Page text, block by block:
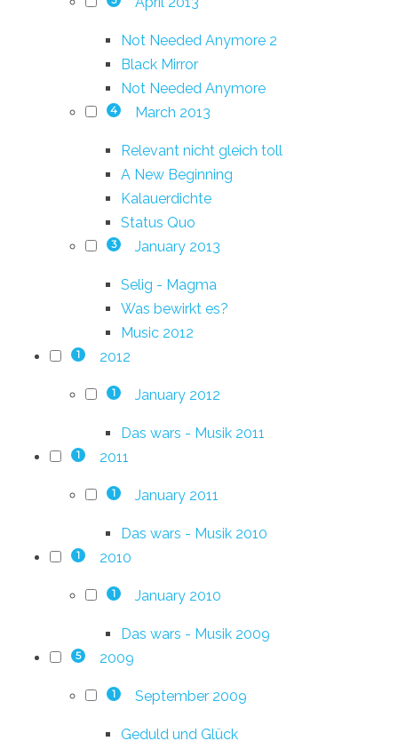
Not Needed Anymore 2
Black Mirror
Not Needed Anymore
4 March 2013
Relevant nicht gleich toll
A New Beginning
Kalauerdichte
Status Quo
3 January 2013
Selig - Magma
Was bewirkt es?
Music 2012
1 2012
1 January 2012
Das wars - Musik 2011
1 2011
1 January 2011
Das wars - Musik 2010
1 2010
1 January 2010
Das wars - Musik 2009
5 2009
1 September 2009
Geduld und Glück